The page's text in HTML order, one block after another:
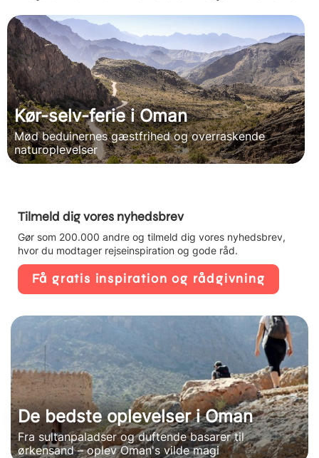
Kør-selv-ferie i Oman
Mød beduinernes gæstfrihed og overraskende
naturoplevelser
Tilmeld dig vores nyhedsbrev
Gør som 200.000 andre og tilmeld dig vores nyhedsbrev,
hvor du modtager rejseinspiration og gode råd.
Få gratis inspiration og rådgivning
De bedste oplevelser i Oman
Fra sultanpaladser og duftende basarer til
ørkensand – oplev Oman's vilde magi